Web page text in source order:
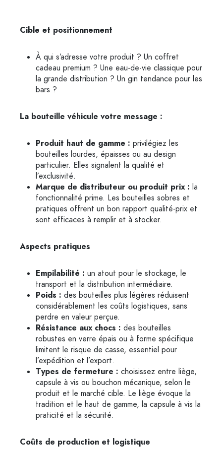
Cible et positionnement
À qui s’adresse votre produit ? Un coffret
cadeau premium ? Une eau-de-vie classique pour
la grande distribution ? Un gin tendance pour les
bars ?
La bouteille véhicule votre message :
Produit haut de gamme : privilégiez les
bouteilles lourdes, épaisses ou au design
particulier. Elles signalent la qualité et
l’exclusivité.
Marque de distributeur ou produit prix : la
fonctionnalité prime. Les bouteilles sobres et
pratiques offrent un bon rapport qualité-prix et
sont efficaces à remplir et à stocker.
Aspects pratiques
Empilabilité : un atout pour le stockage, le
transport et la distribution intermédiaire.
Poids : des bouteilles plus légères réduisent
considérablement les coûts logistiques, sans
perdre en valeur perçue.
Résistance aux chocs : des bouteilles
robustes en verre épais ou à forme spécifique
limitent le risque de casse, essentiel pour
l’expédition et l’export.
Types de fermeture : choisissez entre liège,
capsule à vis ou bouchon mécanique, selon le
produit et le marché cible. Le liège évoque la
tradition et le haut de gamme, la capsule à vis la
praticité et la sécurité.
Coûts de production et logistique